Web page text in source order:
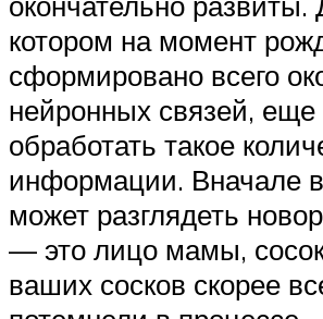
котором на момент
сформировано всего
нейронных связей,
обработать такое
информации. Вначале
может разглядеть
— это лицо мамы,
ваших сосков скорее